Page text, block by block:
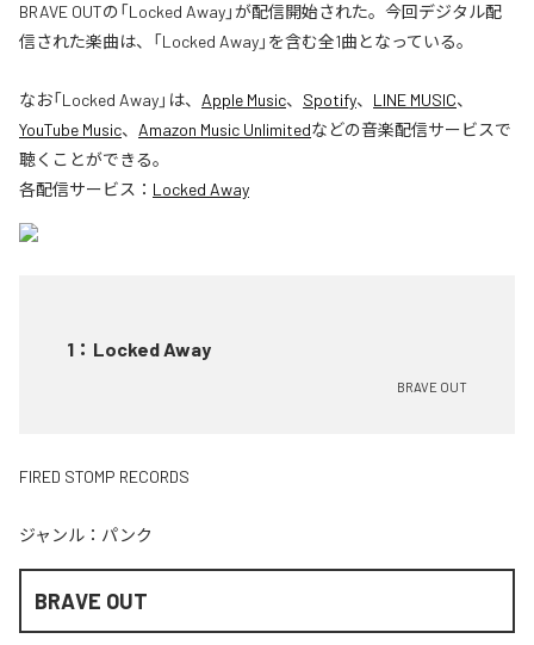
BRAVE OUTの「Locked Away」が配信開始された。今回デジタル配
信された楽曲は、「Locked Away」を含む全1曲となっている。
なお「Locked Away」は、 Apple Music、 Spotify、 LINE MUSIC、
YouTube Music、 Amazon Music Unlimitedなどの音楽配信サービスで
聴くことができる。
各配信サービス： Locked Away
1 ： Locked Away
BRAVE OUT
FIRED STOMP RECORDS
ジャンル： パンク
BRAVE OUT